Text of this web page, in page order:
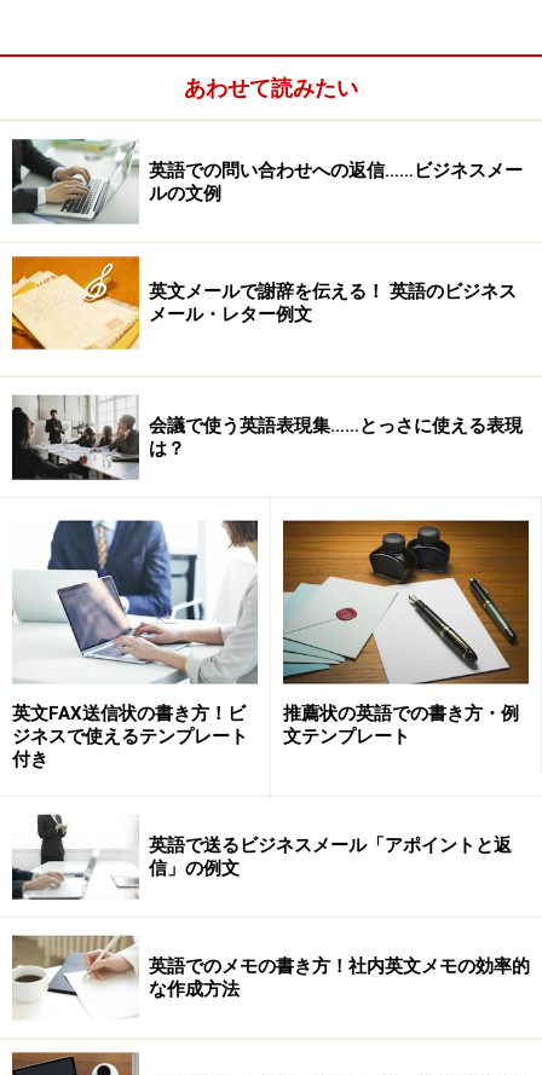
吉田教授：
この英語速読に関しては、まず私自身が、読むのが得意
大学に入って、論文を書いたり、研究するにあたって、
どうしても速く読む必要に迫られる毎日でした。そこ
で、当時アメリカでは、既に一般的であった、速読の解
説書を多数読む中で、自分なりの速読を工夫していまし
た。
そうしたところに、1982年ごろアルク社の雑誌で、英語
の読みに関する記事を書く機会に恵まれ、そのときに、
今まで温めてきたものをまとめてアルク社ともう一社荒
竹出版から、1984年ごろにほぼ同時に「英文速読」に関
する本を出版することになったのです。
そこに、この本を読まれた
しい英語の読みの教材の開発のご相談のお話をいただき
ました。
ちょうどスピードリーディングという本も書いていたの
で、それを教材化するよい機会だと思い、このS.R.S.教材
あわせて読みたい
英語での問い合わせへの返信……ビジネスメー
ルの文例
英文メールで謝辞を伝える！ 英語のビジネス
メール・レター例文
会議で使う英語表現集……とっさに使える表現
は？
英文FAX送信状の書き方！ビ
ジネスで使えるテンプレート
付き
推薦状の英語での書き方・例
文テンプレート
英語で送るビジネスメール「アポイントと返
信」の例文
英語でのメモの書き方！社内英文メモの効率的
な作成方法